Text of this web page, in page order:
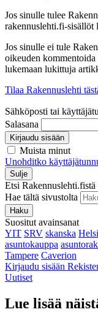
Jos sinulle tulee
rakennuslehti.fi-sisällöt
Jos sinulle ei tule
oikeuden
lukemaan lukittuja
Tilaa Rakennuslehti
Sähköposti tai
Salasana
Kirjaudu sisään
Muista minut
Unohditko
Sulje
Etsi Rakennuslehti.fistä
Hae tältä sivustolta
Haku
Suositut avainsanat
YIT SRV skanska
asuntokauppa
Tampere Caverion
Kirjaudu sisään
Uutiset
Lue lisää